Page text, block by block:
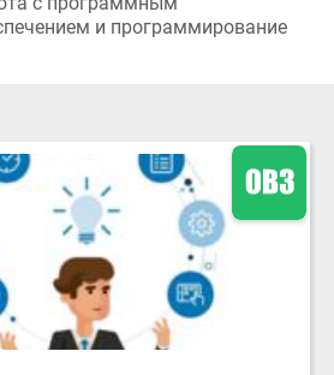
МЕНЕДЖМЕНТ И ЭНЕРГОАУДИТ